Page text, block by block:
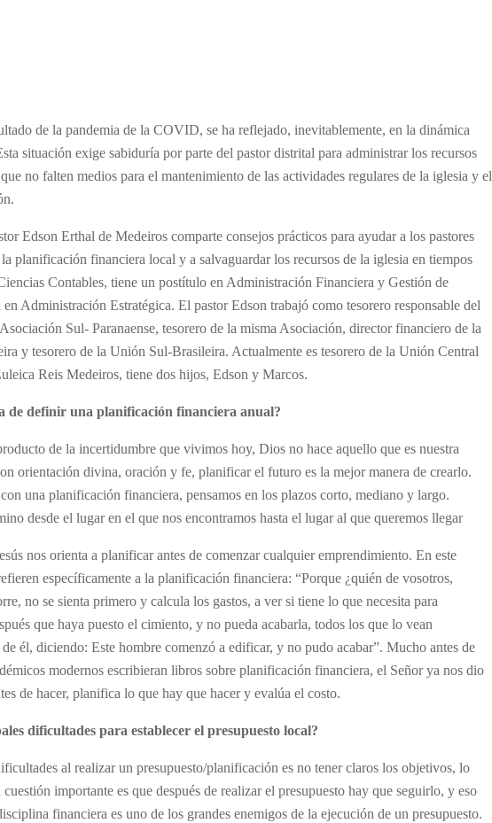
de la pandemia de la COVID, se ha reflejado, inevitablemente, en la dinámica
situación exige sabiduría por parte del pastor distrital para administrar los recursos
no falten medios para el mantenimiento de las actividades regulares de la iglesia y el
Edson Erthal de Medeiros comparte consejos prácticos para ayudar a los pastores
planificación financiera local y a salvaguardar los recursos de la iglesia en tiempos
Contables, tiene un postítulo en Administración Financiera y Gestión de
Administración Estratégica. El pastor Edson trabajó como tesorero responsable del
Sul- Paranaense, tesorero de la misma Asociación, director financiero de la
y tesorero de la Unión Sul-Brasileira. Actualmente es tesorero de la Unión Central
Reis Medeiros, tiene dos hijos, Edson y Marcos.
de definir una planificación financiera anual?
de la incertidumbre que vivimos hoy, Dios no hace aquello que es nuestra
orientación divina, oración y fe, planificar el futuro es la mejor manera de crearlo.
una planificación financiera, pensamos en los plazos corto, mediano y largo.
desde el lugar en el que nos encontramos hasta el lugar al que queremos llegar
nos orienta a planificar antes de comenzar cualquier emprendimiento. En este
específicamente a la planificación financiera: “Porque ¿quién de vosotros,
no se sienta primero y calcula los gastos, a ver si tiene lo que necesita para
que haya puesto el cimiento, y no pueda acabarla, todos los que lo vean
él, diciendo: Este hombre comenzó a edificar, y no pudo acabar”. Mucho antes de
modernos escribieran libros sobre planificación financiera, el Señor ya nos dio
de hacer, planifica lo que hay que hacer y evalúa el costo.
dificultades para establecer el presupuesto local?
al realizar un presupuesto/planificación es no tener claros los objetivos, lo
cuestión importante es que después de realizar el presupuesto hay que seguirlo, y eso
financiera es uno de los grandes enemigos de la ejecución de un presupuesto.